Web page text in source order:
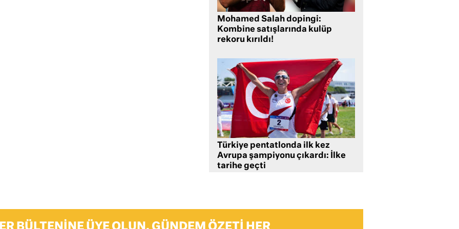
Mohamed Salah dopingi:
Kombine satışlarında kulüp
rekoru kırıldı!
Türkiye pentatlonda ilk kez
Avrupa şampiyonu çıkardı: İlke
tarihe geçti